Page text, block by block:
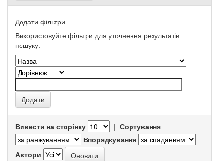
Додати фільтри:
Використовуйте фільтри для уточнення результатів
пошуку.
Вивести на сторінку | Сортування
Впорядкування
Автори